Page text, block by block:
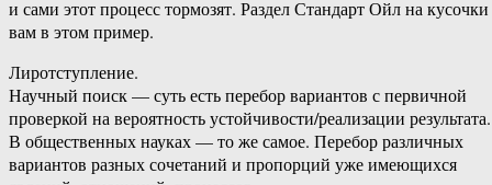
и сами этот процесс тормозят. Раздел Стандарт Ойл на кусочки
вам в этом пример.
Лиротступление.
Научный поиск — суть есть перебор вариантов с первичной
проверкой на вероятность устойчивости/реализации результата.
В общественных науках — то же самое. Перебор различных
вариантов разных сочетаний и пропорций уже имеющихся